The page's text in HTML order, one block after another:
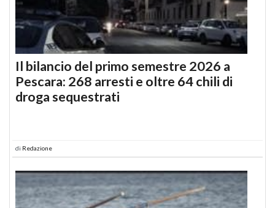
Il bilancio del primo semestre 2026 a
Pescara: 268 arresti e oltre 64 chili di
droga sequestrati
di Redazione